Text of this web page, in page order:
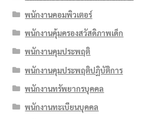
พนักงานคอมพิวเตอร์
พนักงานคุ้มครองสวัสดิภาพเด็ก
พนักงานคุมประพฤติ
พนักงานคุมประพฤติปฏิบัติการ
พนักงานทรัพยากรบุคคล
พนักงานทะเบียนบุคคล